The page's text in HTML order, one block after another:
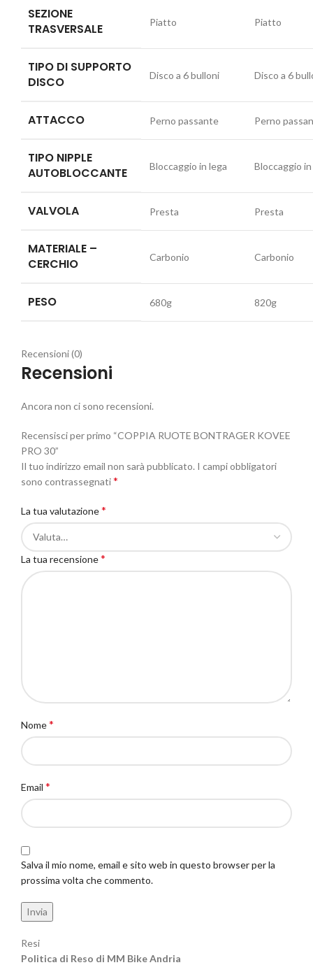
SEZIONE
TRASVERSALE
Piatto Piatto
TIPO DI SUPPORTO
DISCO
Disco a 6 bulloni Disco a 6
ATTACCO Perno passante Perno
TIPO NIPPLE
AUTOBLOCCANTE
Bloccaggio in lega Bloccaggio
VALVOLA Presta Presta
MATERIALE –
CERCHIO
Carbonio Carbonio
PESO 680g 820g
Recensioni (0)
Recensioni
Ancora non ci sono recensioni.
Recensisci per primo “COPPIA RUOTE BONTRAGER KOVEE
PRO 30”
Il tuo indirizzo email non sarà pubblicato. I campi obbligatori
sono contrassegnati*
La tua valutazione*
La tua recensione*
Nome*
Email *
Salva il mio nome, email e sito web in questo browser per la
prossima volta che commento.
Resi
Politica di Reso di MM Bike Andria